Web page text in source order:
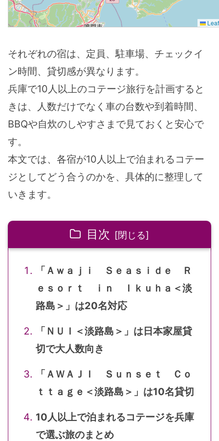
それぞれの宿は、定員、駐車場、チェックイ
ン時間、貸切感が異なります。
兵庫で10人以上のコテージ旅行を計画すると
きは、人数だけでなく車の台数や到着時間、
BBQや自炊のしやすさまで見ておくと安心で
す。
本文では、各宿が10人以上で泊まれるコテー
ジとしてどう合うのかを、具体的に整理して
いきます。
目次
「Ａｗａｊｉ Ｓｅａｓｉｄｅ Ｒ
ｅｓｏｒｔ ｉｎ Ｉｋｕｈａ＜淡
路島＞」は20名対応
「ＮＵＩ＜淡路島＞」は日本家屋貸
切で大人数向き
「ＡＷＡＪＩ Ｓｕｎｓｅｔ Ｃｏ
ｔｔａｇｅ＜淡路島＞」は10名貸切
10人以上で泊まれるコテージを兵庫
で選ぶ旅のまとめ